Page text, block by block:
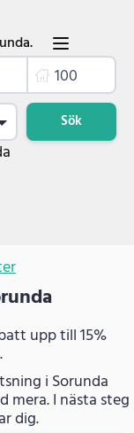
Sök
upp till 15%
i Sorunda
mera. I nästa steg
dig.